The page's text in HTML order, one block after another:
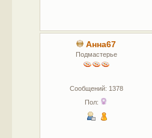
Анна67
Подмастерье
Сообщений: 1378
Пол: